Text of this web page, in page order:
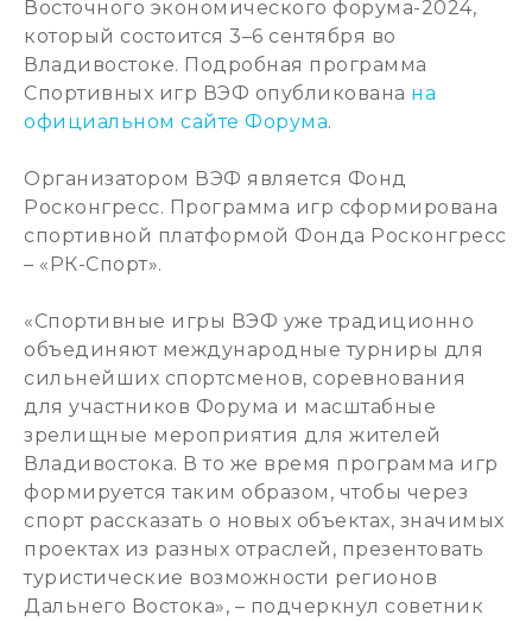
Восточного экономического форума-2024,
который состоится 3–6 сентября во
Владивостоке. Подробная программа
Спортивных игр ВЭФ опубликована на
официальном сайте Форума.
Организатором ВЭФ является Фонд
Росконгресс. Программа игр сформирована
спортивной платформой Фонда Росконгресс
– «РК-Спорт».
«Спортивные игры ВЭФ уже традиционно
объединяют международные турниры для
сильнейших спортсменов, соревнования
для участников Форума и масштабные
зрелищные мероприятия для жителей
Владивостока. В то же время программа игр
формируется таким образом, чтобы через
спорт рассказать о новых объектах, значимых
проектах из разных отраслей, презентовать
туристические возможности регионов
Дальнего Востока», – подчеркнул советник